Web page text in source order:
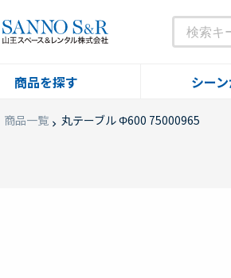
商品を探す シー
商品一覧 丸テーブル Φ600 75000965